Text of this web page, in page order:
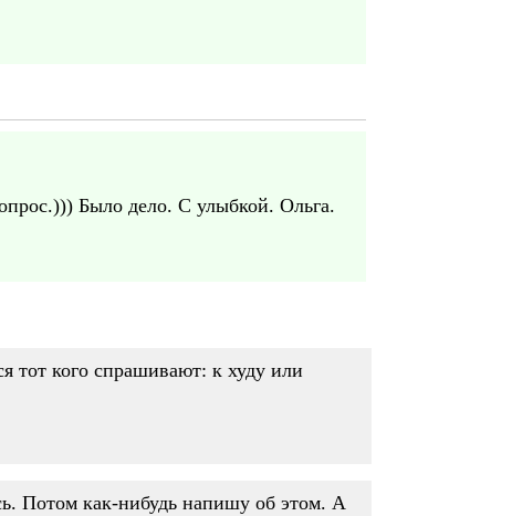
Было дело. С улыбкой. Ольга.
тот кого спрашивают: к худу или
Потом как-нибудь напишу об этом. А